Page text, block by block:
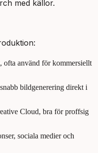
med källor.
använd för kommersiellt
bildgenerering direkt i
Cloud, bra för proffsig
sociala medier och